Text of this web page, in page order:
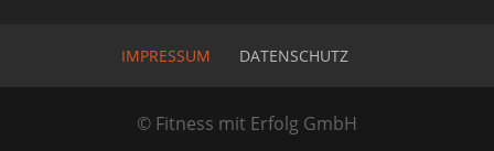
IMPRESSUM DATENSCHUTZ
© Fitness mit Erfolg GmbH